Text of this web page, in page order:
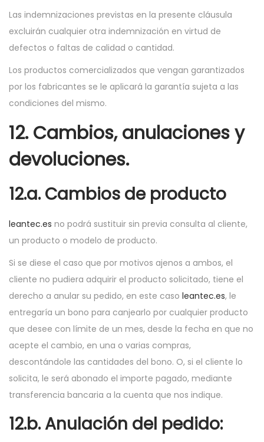
Las indemnizaciones previstas en la presente cláusula
excluirán cualquier otra indemnización en virtud de
defectos o faltas de calidad o cantidad.
Los productos comercializados que vengan garantizados
por los fabricantes se le aplicará la garantía sujeta a las
condiciones del mismo.
12. Cambios, anulaciones y
devoluciones.
12.a. Cambios de producto
leantec.es no podrá sustituir sin previa consulta al cliente,
un producto o modelo de producto.
Si se diese el caso que por motivos ajenos a ambos, el
cliente no pudiera adquirir el producto solicitado, tiene el
derecho a anular su pedido, en este caso leantec.es, le
entregaría un bono para canjearlo por cualquier producto
que desee con límite de un mes, desde la fecha en que no
acepte el cambio, en una o varias compras,
descontándole las cantidades del bono. O, si el cliente lo
solicita, le será abonado el importe pagado, mediante
transferencia bancaria a la cuenta que nos indique.
12.b. Anulación del pedido: